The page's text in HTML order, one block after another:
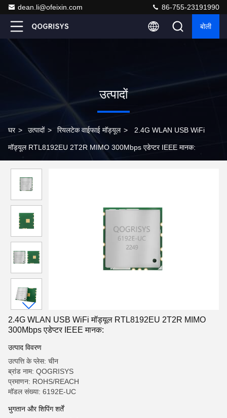
dean.li@ofeixin.com 86-755-23191990
बोली
उत्पादों
घर > उत्पादों > रियलटेक वाईफाई मॉड्यूल > 2.4G WLAN USB WiFi
मॉड्यूल RTL8192EU 2T2R MIMO 300Mbps एडेप्टर IEEE मानक:
2.4G WLAN USB WiFi मॉड्यूल RTL8192EU 2T2R MIMO
300Mbps एडेप्टर IEEE मानक:
उत्पाद विवरण
उत्पत्ति के प्लेस: चीन
ब्रांड नाम: QOGRISYS
प्रमाणन: ROHS/REACH
मॉडल संख्या: 6192E-UC
भुगतान और शिपिंग शर्तें